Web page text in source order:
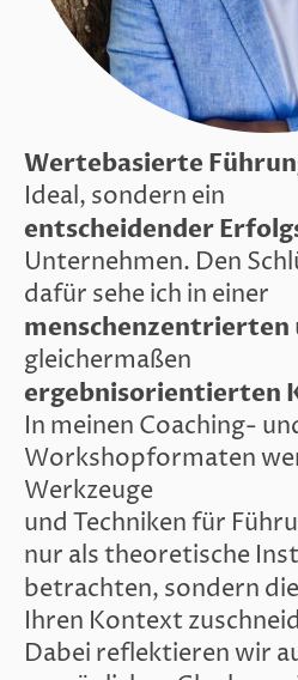
Wertebasierte
Ideal, sondern ein
entscheidender
Unternehmen. Den
dafür sehe ich in einer
menschenzentrierten
gleichermaßen
ergebnisorientierten
In meinen Coaching-
Workshopformaten
Werkzeuge
und Techniken für
nur als theoretische
betrachten, sondern
Ihren Kontext
Dabei reflektieren wir